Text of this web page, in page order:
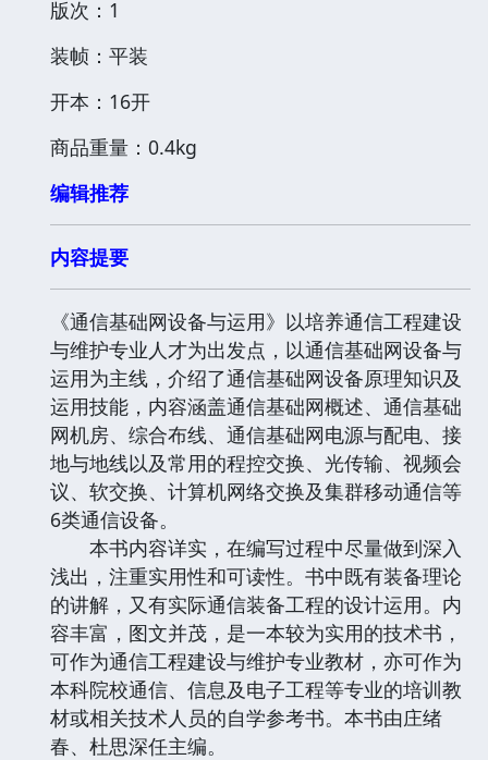
版次：1
装帧：平装
开本：16开
商品重量：0.4kg
编辑推荐
内容提要
《通信基础网设备与运用》以培养通信工程建设
与维护专业人才为出发点，以通信基础网设备与
运用为主线，介绍了通信基础网设备原理知识及
运用技能，内容涵盖通信基础网概述、通信基础
网机房、综合布线、通信基础网电源与配电、接
地与地线以及常用的程控交换、光传输、视频会
议、软交换、计算机网络交换及集群移动通信等
6类通信设备。
本书内容详实，在编写过程中尽量做到深入
浅出，注重实用性和可读性。书中既有装备理论
的讲解，又有实际通信装备工程的设计运用。内
容丰富，图文并茂，是一本较为实用的技术书，
可作为通信工程建设与维护专业教材，亦可作为
本科院校通信、信息及电子工程等专业的培训教
材或相关技术人员的自学参考书。本书由庄绪
春、杜思深任主编。